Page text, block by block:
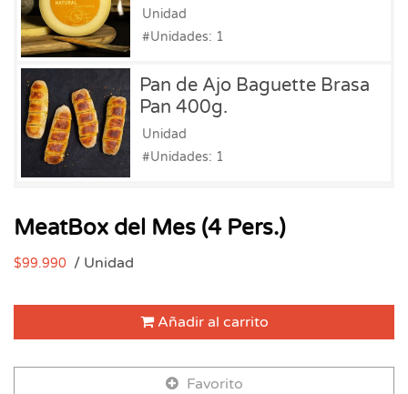
Unidad
#Unidades: 1
Pan de Ajo Baguette Brasa
Pan 400g.
Unidad
#Unidades: 1
MeatBox del Mes (4 Pers.)
$99.990 / Unidad
Añadir al carrito
Favorito